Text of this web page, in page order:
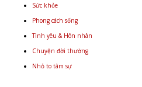
Sức khỏe
Phong cách sống
Tình yêu & Hôn nhân
Chuyện đời thường
Nhỏ to tâm sự